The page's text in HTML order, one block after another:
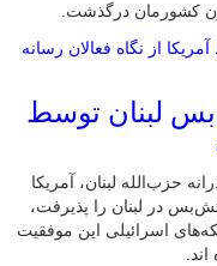
کشورمان درگذشت.
لبنان توسط
حزب‌الله لبنان، آمریکا
در لبنان را پذیرفت،
اسرائیلی این موفقیت